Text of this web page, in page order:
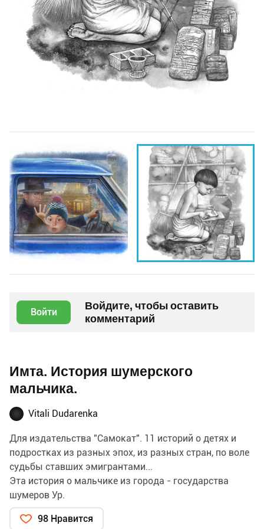
Войти
Войдите, чтобы оставить
комментарий
Имта. История шумерского
мальчика.
Vitali Dudarenka
Для издательства "Самокат". 11 историй о детях и
подростках из разных эпох, из разных стран, по воле
судьбы ставших эмигрантами...
Эта история о мальчике из города - государства
шумеров Ур.
"...Я делаю это давно, почти каждый день. Каждый
раз, когда получается, я слушаю уроки у старших или
98 Нравится